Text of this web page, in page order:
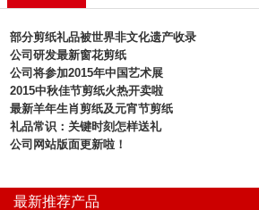
部分剪纸礼品被世界非文化遗产收录
公司研发最新窗花剪纸
公司将参加2015年中国艺术展
2015中秋佳节剪纸火热开卖啦
最新羊年生肖剪纸及元宵节剪纸
礼品常识：关键时刻怎样送礼
公司网站版面更新啦！
最新推荐产品